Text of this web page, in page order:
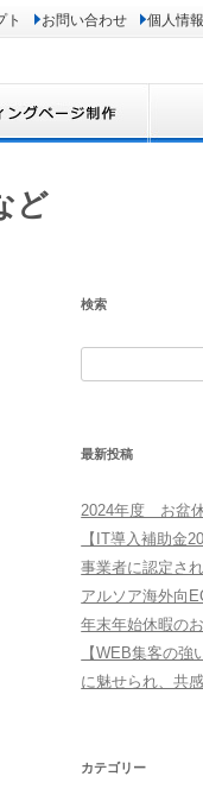
ト お問い合わせ 個人情
ど
検索
最新投稿
2024年度 お盆
【IT導入補助金
事業者に認定さ
アルソア海外向
年末年始休暇の
【WEB集客の
に魅せられ、共
カテゴリー